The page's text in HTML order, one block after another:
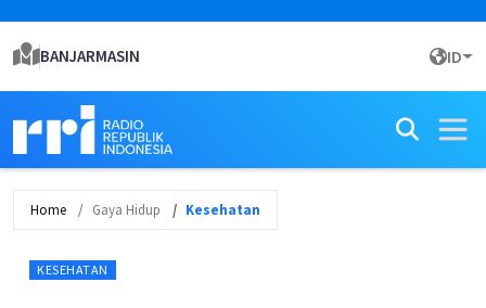
BANJARMASIN ID
Home Gaya Hidup Kesehatan
KESEHATAN